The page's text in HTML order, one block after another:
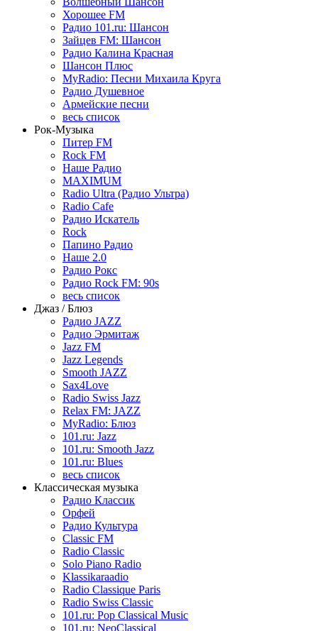
Хорошее FM
Радио 101.ru: Шансон
Зайцев FM: Шансон
Радио Калина Красная
Шансон Плюс
MyRadio: Песни Михаила Круга
Радио Душевное
Армейские песни
весь список
Рок-Музыка
Питер FM
Rock FM
Наше Радио
MAXIMUM
Radio Ultra (Радио Ультра)
Radio Cafe
Радио Искатель
Rock
Папино Радио
Наше 2.0
Радио Рокс
Радио Rock FM: 90s
весь список
Джаз / Блюз
Радио JAZZ
Радио Эрмитаж
Jazz FM
Jazz Legends
Smooth JAZZ
Sax4Love
Radio Swiss Jazz
Relax FM: JAZZ
MyRadio: Блюз
101.ru: Jazz
101.ru: Smooth Jazz
101.ru: Blues
весь список
Классическая музыка
Радио Классик
Орфей
Радио Культура
Classic FM
Radio Classic
Solo Piano Radio
Klassikaraadio
Radio Classique Paris
Radio Swiss Classic
101.ru: Pop Classical Music
101.ru: NeoClassical